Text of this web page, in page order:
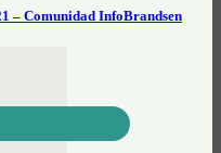
– Comunidad InfoBrandsen